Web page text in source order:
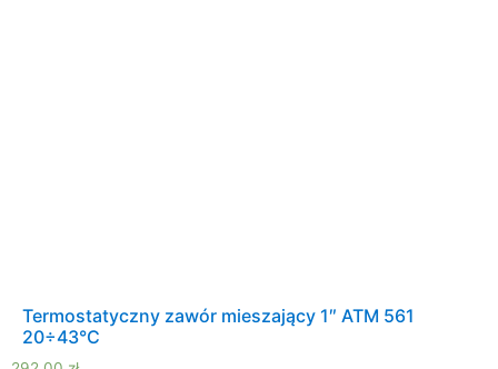
Termostatyczny zawór mieszający 1″ ATM 561
20÷43°C